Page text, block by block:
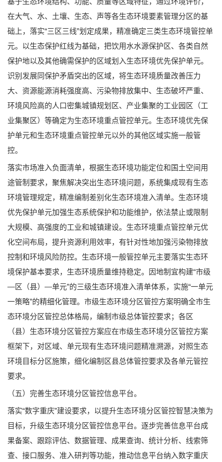
在大气、水、土壤、生态、声等各生态环境要素管理分区的基
础上，落实“三区三线”划定成果，精准确定三类生态环境管控单
元。以生态保护红线为基础，把饮用水水源保护区、各类自然
保护地以及其他确需保护的区域划入生态环境优先保护单元。
识别发展同保护矛盾突出的区域，将生态环境质量改善压力
大、资源能源消耗强度高、污染物排放集中、生态破坏严重、
环境风险高的人口密集城镇规划区、产业集聚的工业园区（工
业集聚区）等确定为生态环境重点管控单元。生态环境优先保
护单元和生态环境重点管控单元以外的其他区域实施一般管
控。
落实市场准入负面清单，根据生态环境功能定位和国土空间用
途管制要求，聚焦解决突出生态环境问题，系统集成现有生态
环境管理规定，精准编制差别化生态环境准入清单。生态环境
优先保护单元加强生态系统保护和功能维护，依法禁止或限制
大规模、高强度的工业和城镇建设。生态环境重点管控单元优
化空间布局，提升资源利用效率，有针对性地加强污染物排放
控制和环境风险防控。生态环境一般管控单元主要落实生态环
境保护基本要求，生态环境质量维持稳定。因地制宜构建“市级
—区（县）—单元”的三级生态环境准入清单体系，实施“一单元
一策略”的精细化管理。市级生态环境分区管控方案明确全市生
态环境分区管控总体格局，编制市级总体管控要求；各区
（县）生态环境分区管控方案应在市级生态环境分区管控方案
框架下，对区域、单元现有生态环境问题精准溯源，对照生态
环境目标分区施策，细化编制区县总体管控要求及各单元管控
要求。
（五）完善生态环境分区管控信息平台。
落实“数字重庆”建设要求，以提升生态环境分区管控智慧决策为
目标，升级生态环境分区管控信息平台。逐步完善信息平台成
果备案、跟踪评估、数据管理、成果查询、统计分析、线索筛
查、接口服务、准入研判等功能，推动信息平台纳入数字重庆